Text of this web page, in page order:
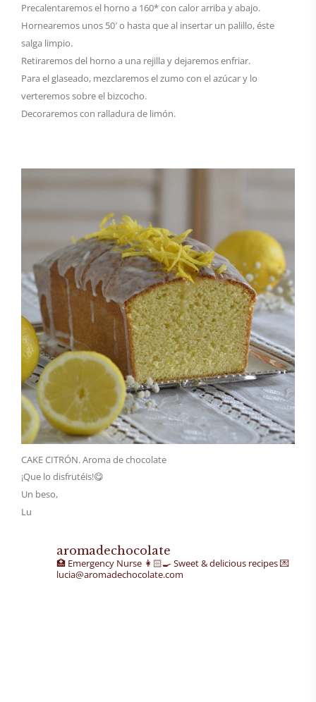
Precalentaremos el horno a 160* con calor arriba y abajo.
Hornearemos unos 50′ o hasta que al insertar un palillo, éste
salga limpio.
Retiraremos del horno a una rejilla y dejaremos enfriar.
Para el glaseado, mezclaremos el zumo con el azúcar y lo
verteremos sobre el bizcocho.
Decoraremos con ralladura de limón.
CAKE CITRÓN. Aroma de chocolate
¡Que lo disfrutéis!😋
Un beso,
Lu
aromadechocolate
🏥 Emergency Nurse 👩🏻‍🍳 Sweet & delicious recipes💌
lucia@aromadechocolate.com